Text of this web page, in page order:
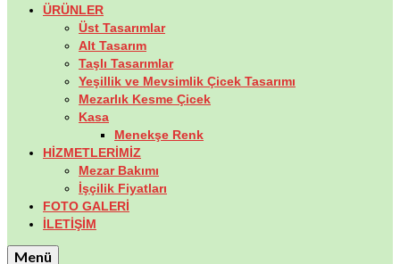
ÜRÜNLER
Üst Tasarımlar
Alt Tasarım
Taşlı Tasarımlar
Yeşillik ve Mevsimlik Çicek Tasarımı
Mezarlık Kesme Çicek
Kasa
Menekşe Renk
HİZMETLERİMİZ
Mezar Bakımı
İşçilik Fiyatları
FOTO GALERİ
İLETİŞİM
Menü